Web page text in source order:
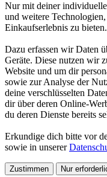
Nur mit deiner
und weitere
Einkaufserlebnis zu bieten.
Dazu erfassen wir Daten
Geräte. Diese nutzen wir
Website und um dir
sowie zur Analyse der
deine verschlüsselten
dir über deren Online-
du deren Dienste bereits
Erkundige dich bitte vor
sowie in unserer
Zustimmen Nur